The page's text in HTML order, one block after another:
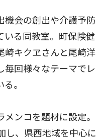
会の創出や介護予防
いる同教室。町保険健
崎キクヱさんと尾崎洋
毎回様々なテーマでレ
。
ンコを題材に設定。
し、県西地域を中心に